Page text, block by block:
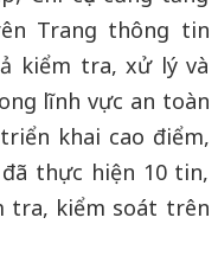
Trang thông tin
kiểm tra, xử lý và
lĩnh vực an toàn
khai cao điểm,
thực hiện 10 tin,
tra, kiểm soát trên